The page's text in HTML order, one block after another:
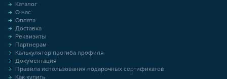
Каталог
О нас
Оплата
Доставка
Реквизиты
Партнерам
Калькулятор прогиба профиля
Документация
Правила использования подарочных сертификатов
Как купить